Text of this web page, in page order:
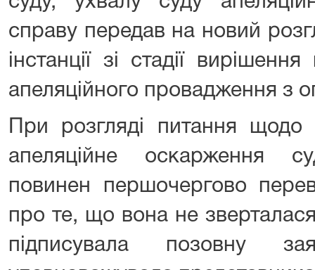
справу передав на новий
інстанції зі стадії
апеляційного провадження з
При розгляді питання
апеляційне оскарження
повинен першочергово
про те, що вона не
підписувала позовну